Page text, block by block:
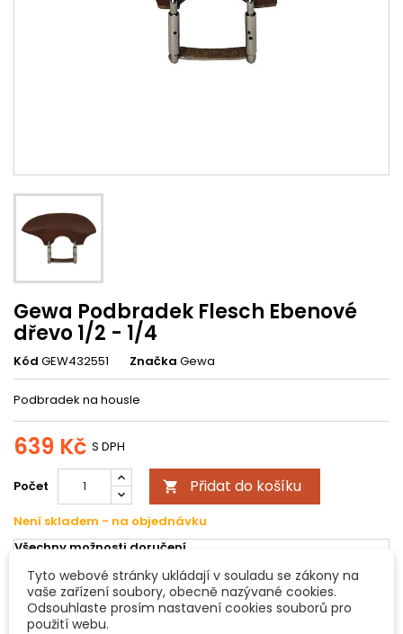
Gewa Podbradek Flesch Ebenové
dřevo 1/2 - 1/4
Kód GEW432551 Značka Gewa
Podbradek na housle
639 Kč S DPH
Počet  Přidat do košíku
Není skladem - na objednávku
Všechny možnosti doručení
POPIS DETAILY PRODUKTU
Tyto webové stránky ukládají v souladu se zákony na
vaše zařízení soubory, obecně nazývané cookies.
Odsouhlaste prosím nastavení cookies souborů pro
použití webu.